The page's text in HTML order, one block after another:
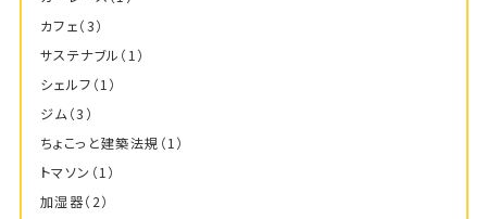
カフェ（3）
サステナブル （1）
シェルフ （1）
ジム（3）
ちょこっと建築法規 （1）
トマソン （1）
加湿器（2）